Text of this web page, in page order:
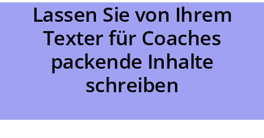
Lassen Sie von Ihrem
Texter für Coaches
packende Inhalte
schreiben